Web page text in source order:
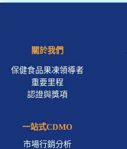
關於我們
保健食品果凍領導者
重要里程
認證與獎項
一站式CDMO
市場行銷分析